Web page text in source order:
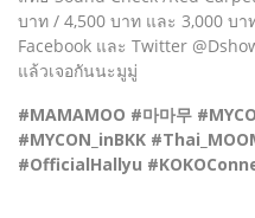
บาท / 4,500 บาท และ 3,000 บา
Facebook และ Twitter
แล้วเจอกันนะมูมู่
#MAMAMOO #마마무
#MYCON_inBKK
#OfficialHallyu